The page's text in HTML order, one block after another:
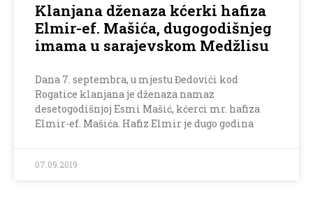
Klanjana dženaza kćerki hafiza
Elmir-ef. Mašića, dugogodišnjeg
imama u sarajevskom Medžlisu
Dana 7. septembra, u mjestu Đedovići kod
Rogatice klanjana je dženaza namaz
desetogodišnjoj Esmi Mašić, kćerci mr. hafiza
Elmir-ef. Mašića. Hafiz Elmir je dugo godina
07.09.2019